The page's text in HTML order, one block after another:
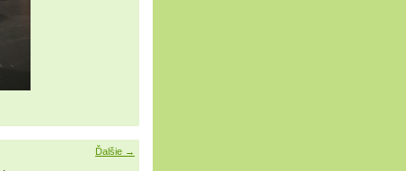
Ďalšie →